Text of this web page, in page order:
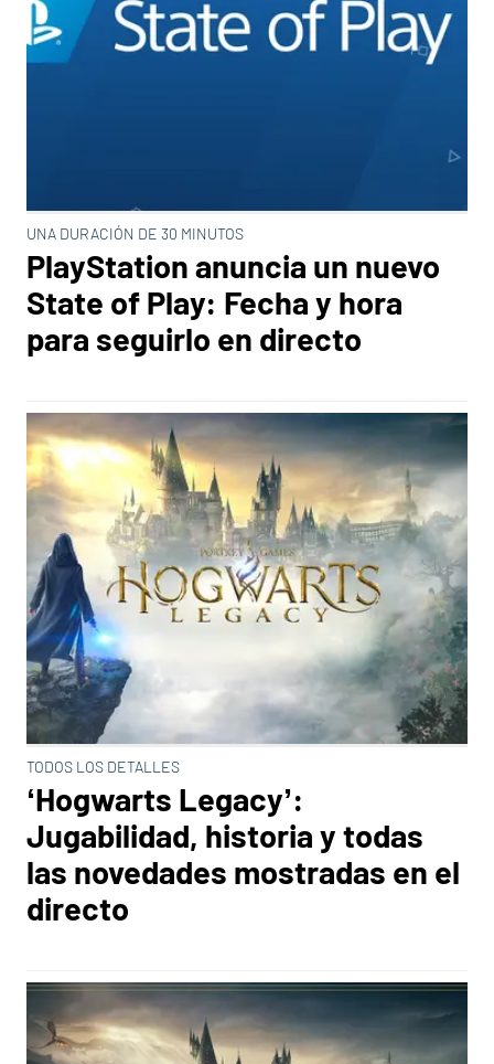
UNA DURACIÓN DE 30 MINUTOS
PlayStation anuncia un nuevo
State of Play: Fecha y hora
para seguirlo en directo
TODOS LOS DETALLES
‘Hogwarts Legacy’:
Jugabilidad, historia y todas
las novedades mostradas en el
directo